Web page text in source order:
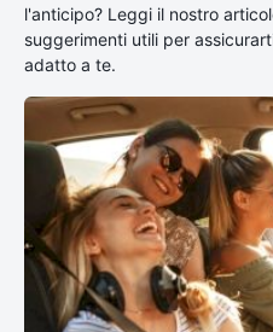
l'anticipo? Leggi il nostro
suggerimenti utili per
adatto a te.